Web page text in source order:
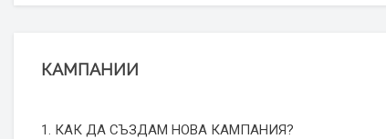
КАМПАНИИ
1. КАК ДА СЪЗДАМ НОВА КАМПАНИЯ?